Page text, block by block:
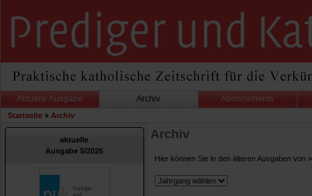
Aktuelle Ausgabe Archiv Abonnements
Startseite » Archiv
aktuelle
Ausgabe 5/2026
Archiv
Hier können Sie in den älteren Ausgaben von